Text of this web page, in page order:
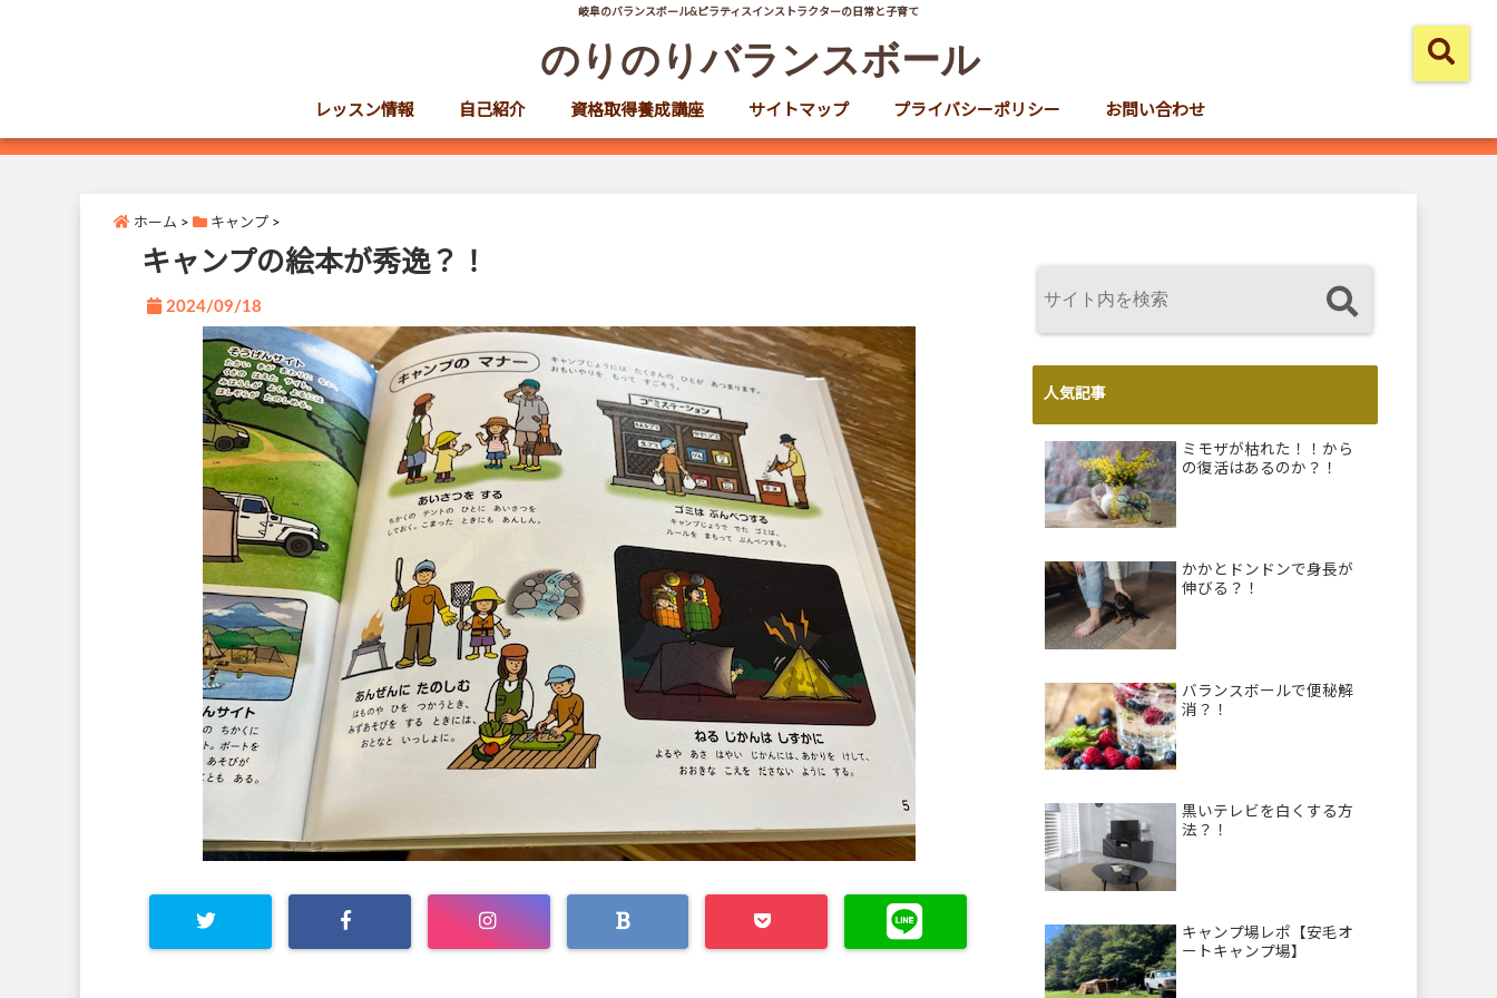
岐阜のバランスボール&ピラティスインストラクターの日常と子育て
のりのりバランスボール
レッスン情報 自己紹介 資格取得養成講座 サイトマップ プライバシーポリシー お問い合わせ
ホーム > キャンプ >
キャンプの絵本が秀逸？！
2024/09/18
人気記事
ミモザが枯れた！！から
の復活はあるのか？！
かかとドンドンで身長が
伸びる？！
バランスボールで便秘解
消？！
黒いテレビを白くする方
法？！
キャンプ場レポ【安毛オ
ートキャンプ場】